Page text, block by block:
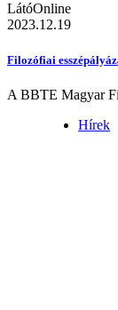
LátóOnline
2023.12.19
Filozófiai
A BBTE Magyar
Hírek